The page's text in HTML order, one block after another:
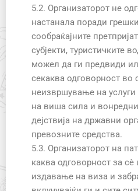
5.2. Организаторот не
настанала поради
сообраќајните
субјекти, туристичките
можел да ги предвиди
секаква одговорност во
неизвршување на
на виша сила и
дејствија на државни
превозните средства.
5.3. Организаторот на
каква одговорност за
издавање на виза и